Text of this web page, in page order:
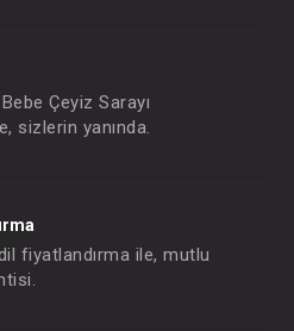
Çeyiz Sarayı
sizlerin yanında.
fiyatlandırma ile, mutlu